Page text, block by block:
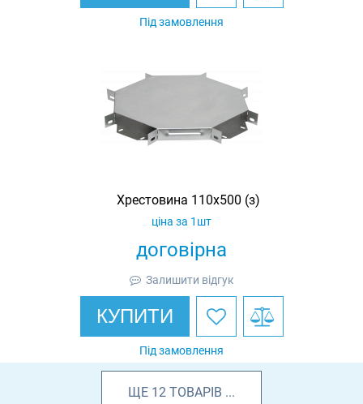
Під замовлення
Хрестовина 110х500 (з)
договірна
ціна за 1шт
Залишити відгук
КУПИТИ
Під замовлення
ЩЕ 12 ТОВАРІВ ...